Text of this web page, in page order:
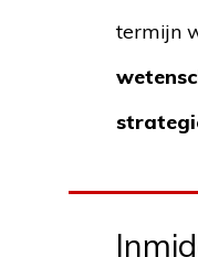
termijn
w